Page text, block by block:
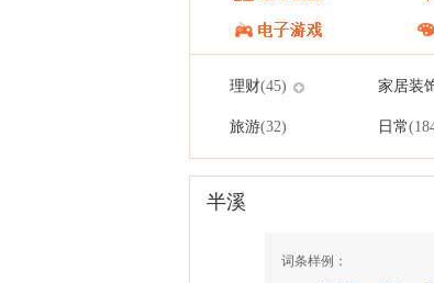
理财(45) 家居装
旅游(32) 日常
半溪
词条样例：